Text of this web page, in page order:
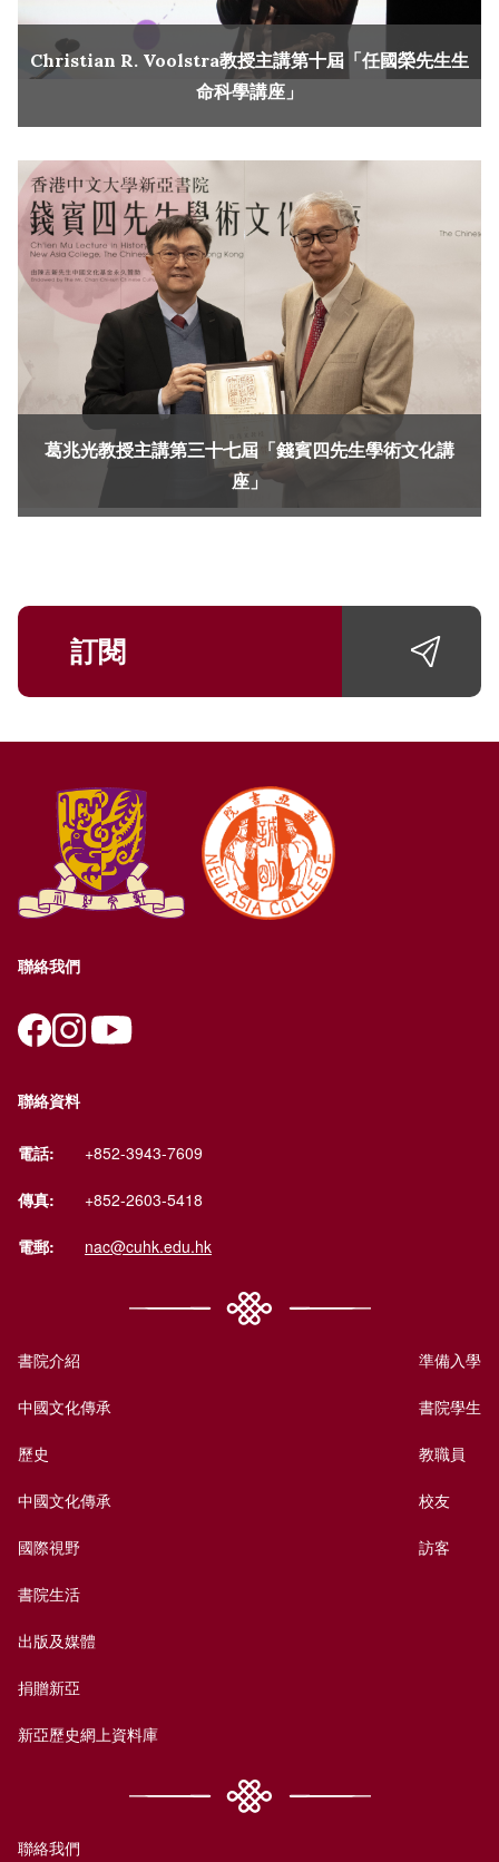
Christian R. Voolstra教授主講第十屆「任國榮先生生
命科學講座」
葛兆光教授主講第三十七屆「錢賓四先生學術文化講
座」
訂閱
聯絡我們
聯絡資料
電話: +852-3943-7609
傳真: +852-2603-5418
電郵: nac@cuhk.edu.hk
書院介紹
中國文化傳承
歷史
中國文化傳承
國際視野
書院生活
出版及媒體
捐贈新亞
新亞歷史網上資料庫
準備入學
書院學生
教職員
校友
訪客
聯絡我們